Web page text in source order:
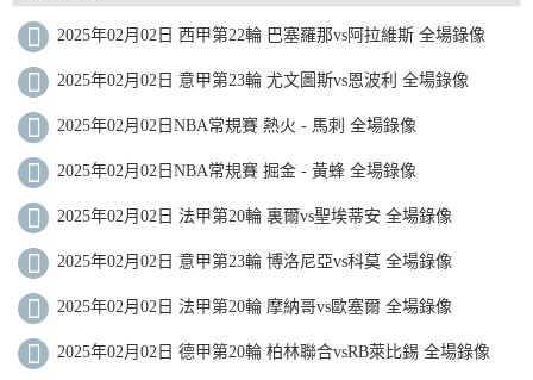
2025年02月02日 西甲第22輪 巴塞羅那vs阿拉維斯 全場錄像
2025年02月02日 意甲第23輪 尤文圖斯vs恩波利 全場錄像
2025年02月02日NBA常規賽 熱火 - 馬刺 全場錄像
2025年02月02日NBA常規賽 掘金 - 黃蜂 全場錄像
2025年02月02日 法甲第20輪 裏爾vs聖埃蒂安 全場錄像
2025年02月02日 意甲第23輪 博洛尼亞vs科莫 全場錄像
2025年02月02日 法甲第20輪 摩納哥vs歐塞爾 全場錄像
2025年02月02日 德甲第20輪 柏林聯合vsRB萊比錫 全場錄像